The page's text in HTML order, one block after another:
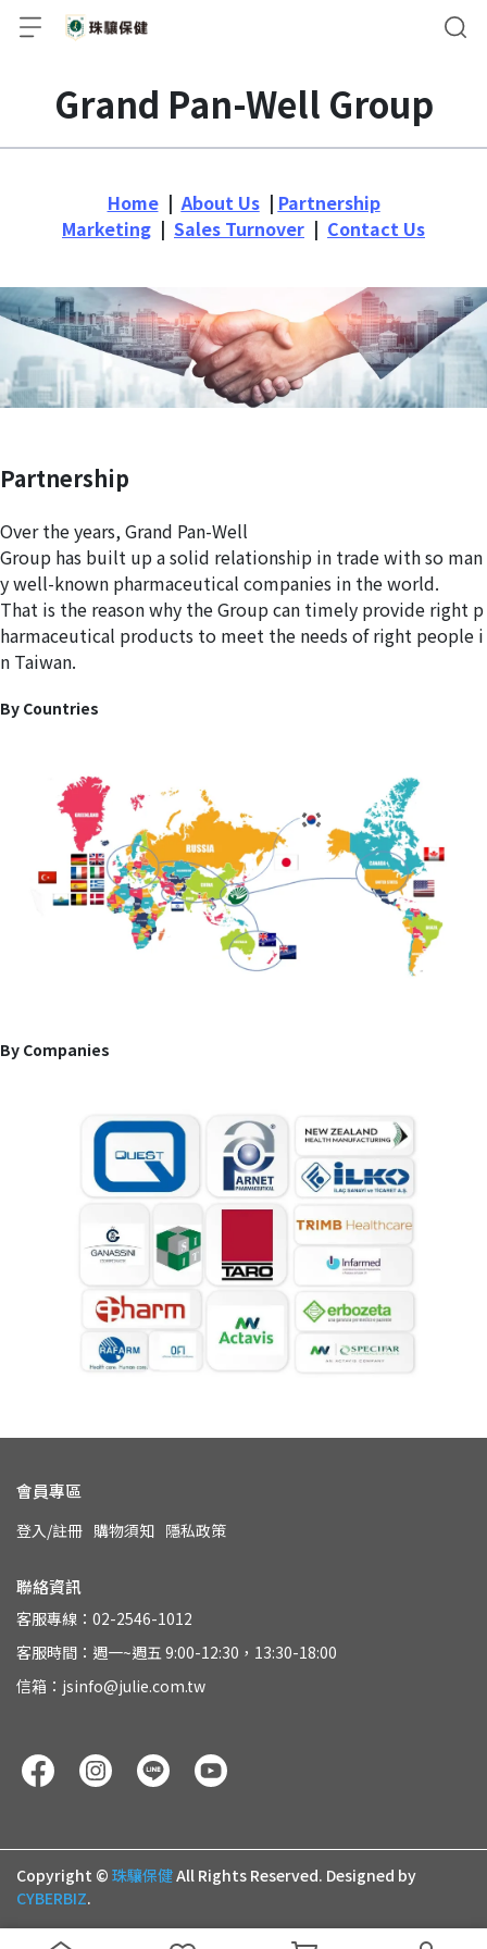
Grand Pan-Well Group
Home | About Us | Partnership
Marketing | Sales Turnover | Contact Us
Partnership
Over the years, Grand Pan-Well
Group has built up a solid relationship in trade with so man
y well-known pharmaceutical companies in the world.
That is the reason why the Group can timely provide right p
harmaceutical products to meet the needs of right people i
n Taiwan.
By Countries
By Companies
會員專區
登入/註冊 購物須知 隱私政策
聯絡資訊
客服專線：02-2546-1012
客服時間：週一~週五 9:00-12:30，13:30-18:00
信箱：jsinfo@julie.com.tw
Copyright © 珠驤保健All Rights Reserved. Designed by
CYBERBIZ.